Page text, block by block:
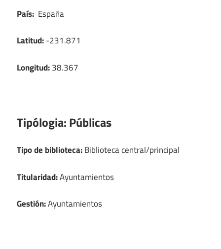
País: España
Latitud:-231.871
Longitud:38.367
Tipólogia:Públicas
Tipo de biblioteca:Biblioteca central/principal
Titularidad:Ayuntamientos
Gestión:Ayuntamientos